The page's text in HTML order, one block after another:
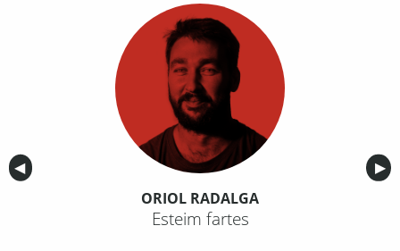
Anterior
◀︎ ▶︎
ORIOL RADALGA
Esteim fartes